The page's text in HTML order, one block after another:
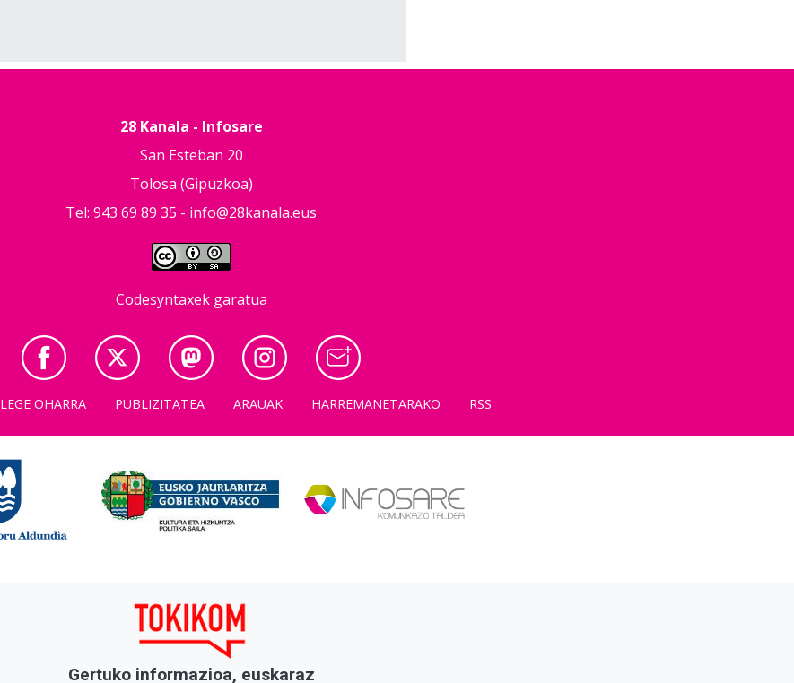
28 Kanala - Infosare
San Esteban 20
Tolosa (Gipuzkoa)
Tel: 943 69 89 35 - info@28kanala.eus
Codesyntaxek garatua
LEGE OHARRA PUBLIZITATEA ARAUAK HARREMANETARAKO RSS
Gertuko informazioa, euskaraz